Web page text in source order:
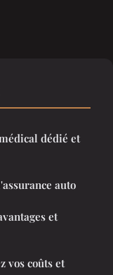
dédié et
auto
et
vos coûts et